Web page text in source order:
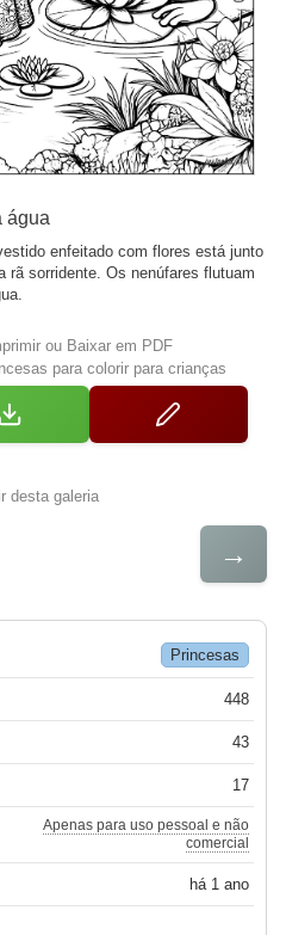
água
enfeitado com flores está junto
rã sorridente. Os nenúfares flutuam
ou Baixar em PDF
para colorir para crianças
desta galeria
→
Princesas
448
43
17
Apenas para uso pessoal e não
comercial
há 1 ano